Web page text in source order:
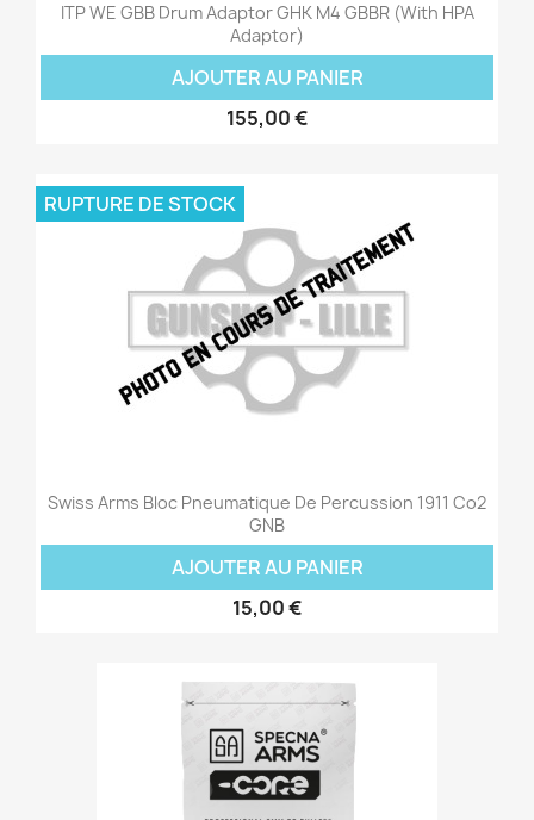
ITP WE GBB Drum Adaptor GHK M4 GBBR (with HPA
Adaptor)
AJOUTER AU PANIER
155,00 €
Swiss Arms Bloc Pneumatique De Percussion 1911 Co2
GNB
AJOUTER AU PANIER
15,00 €
RUPTURE DE STOCK